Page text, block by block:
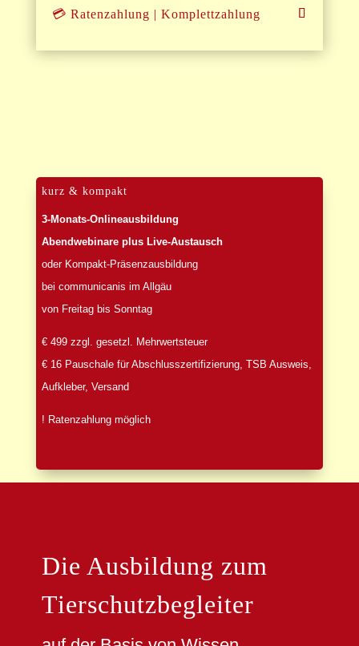
💳 Ratenzahlung | Komplettzahlung
kurz & kompakt
3-Monats-Onlineausbildung
Abendwebinare plus Live-Austausch
oder Kompakt-Präsenzausbildung
bei communicanis im Allgäu
von Freitag bis Sonntag
€ 499 zzgl. gesetzl. Mehrwertsteuer
€ 16 Pauschale für Abschlusszertifizierung, TSB Ausweis,
Aufkleber, Versand
! Ratenzahlung möglich
Die Ausbildung zum
Tierschutzbegleiter